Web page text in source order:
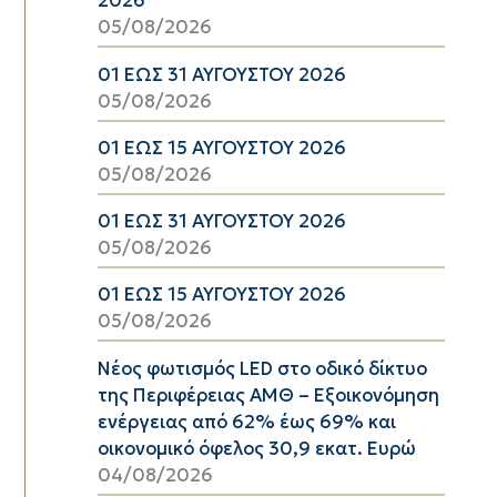
05/08/2026
01 ΕΩΣ 31 ΑΥΓΟΥΣΤΟΥ 2026
05/08/2026
01 ΕΩΣ 15 ΑΥΓΟΥΣΤΟΥ 2026
05/08/2026
01 ΕΩΣ 31 ΑΥΓΟΥΣΤΟΥ 2026
05/08/2026
01 ΕΩΣ 15 ΑΥΓΟΥΣΤΟΥ 2026
05/08/2026
Νέος φωτισμός LED στο οδικό δίκτυο
της Περιφέρειας ΑΜΘ – Εξοικονόμηση
ενέργειας από 62% έως 69% και
οικονομικό όφελος 30,9 εκατ. Ευρώ
04/08/2026